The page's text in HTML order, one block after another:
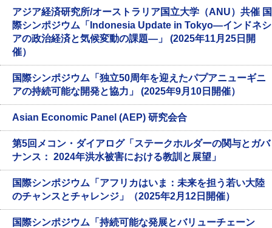
アジア経済研究所/オーストラリア国立大学（ANU）共催 国
際シンポジウム「Indonesia Update in Tokyo―インドネシ
アの政治経済と気候変動の課題―」 (2025年11月25日開
催）
国際シンポジウム「独立50周年を迎えたパプアニューギニ
アの持続可能な開発と協力」 (2025年9月10日開催）
Asian Economic Panel (AEP) 研究会合
第5回メコン・ダイアログ「ステークホルダーの関与とガバ
ナンス： 2024年洪水被害における教訓と展望」
国際シンポジウム「アフリカはいま：未来を担う若い大陸
のチャンスとチャレンジ」（2025年2月12日開催）
国際シンポジウム「持続可能な発展とバリューチェーン